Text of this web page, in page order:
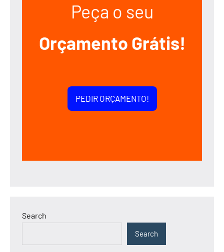
Peça o seu
Orçamento Grátis!
PEDIR ORÇAMENTO!
Search
Search